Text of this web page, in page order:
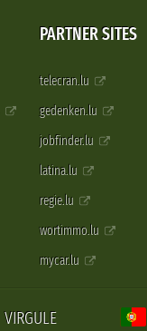
PARTNER SITES
telecran.lu
gedenken.lu
jobfinder.lu
latina.lu
regie.lu
wortimmo.lu
mycar.lu
VIRGULE